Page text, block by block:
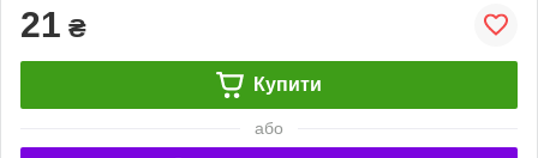
21 ₴
Купити
або